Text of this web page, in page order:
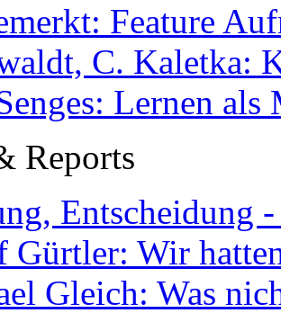
Feature
C. Kaletka:
Lernen als
Reports
Entscheidung
Gürtler: Wir
Gleich: Was